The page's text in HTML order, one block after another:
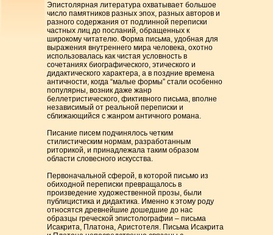
Эпистолярная литература охватывает большое
число памятников разных эпох, разных авторов и
разного содержания от подлинной переписки
частных лиц до посланий, обращенных к
широкому читателю. Форма письма, удобная для
выражения внутреннего мира человека, охотно
использовалась как чистая условность в
сочетаниях биографического, этического и
дидактического характера, а в поздние времена
античности, когда “малые формы” стали особенно
популярны, возник даже жанр
беллетристического, фиктивного письма, вполне
независимый от реальной переписки и
сближающийся с жанром античного романа.
Писание писем подчинялось четким
стилистическим нормам, разработанным
риторикой, и принадлежала таким образом
области словесного искусства.
Первоначальной сферой, в которой письмо из
обиходной переписки превращалось в
произведение художественной прозы, были
публицистика и дидактика. Именно к этому роду
относятся древнейшие дошедшие до нас
образцы греческой эпистолографии – письма
Исакрита, Платона, Аристотеля. Письма Исакрита